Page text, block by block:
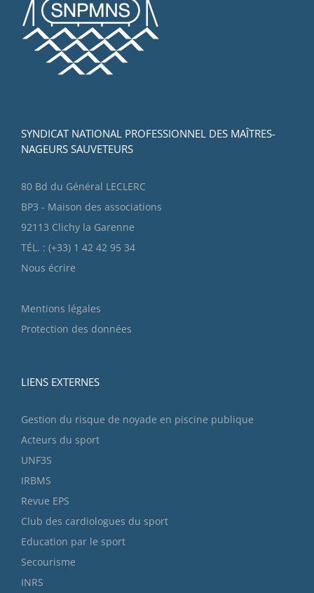
SYNDICAT NATIONAL PROFESSIONNEL DES MAÎTRES-
NAGEURS SAUVETEURS
80 Bd du Général LECLERC
BP3 - Maison des associations
92113 Clichy la Garenne
TÉL. : (+33) 1 42 42 95 34
Nous écrire
Mentions légales
Protection des données
LIENS EXTERNES
Gestion du risque de noyade en piscine publique
Acteurs du sport
UNF3S
IRBMS
Revue EPS
Club des cardiologues du sport
Education par le sport
Secourisme
INRS